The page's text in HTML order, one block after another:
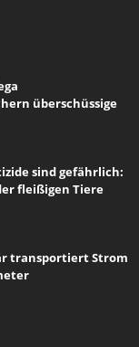
überschüssige
sind gefährlich:
fleißigen Tiere
transportiert Strom